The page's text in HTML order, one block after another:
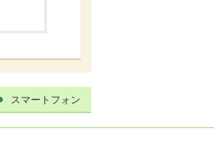
スマートフォン